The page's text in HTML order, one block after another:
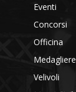
Eventi
Concorsi
Officina
Medagliere
Velivoli